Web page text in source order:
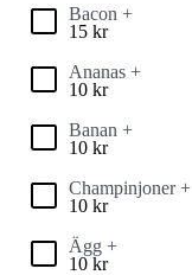
Bacon +
15 kr
Ananas +
10 kr
Banan +
10 kr
Champinjoner +
10 kr
Ägg +
10 kr